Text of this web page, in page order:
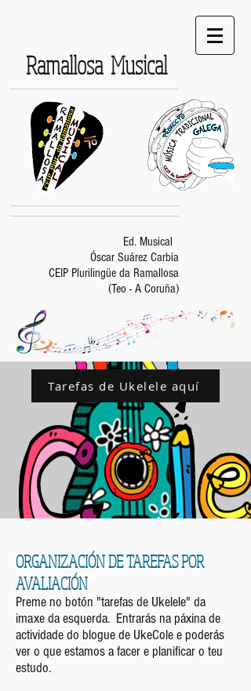
Ramallosa Musical
Ed. Musical
Óscar Suárez Carbia
CEIP Plurilingüe da Ramallosa
(Teo - A Coruña)
Tarefas de Ukelele aquí
ORGANIZACIÓN DE TAREFAS POR
AVALIACIÓN
Preme no botón "tarefas de Ukelele" da
imaxe da esquerda. Entrarás na páxina de
actividade do blogue de UkeCole e poderás
ver o que estamos a facer e planificar o teu
estudo.